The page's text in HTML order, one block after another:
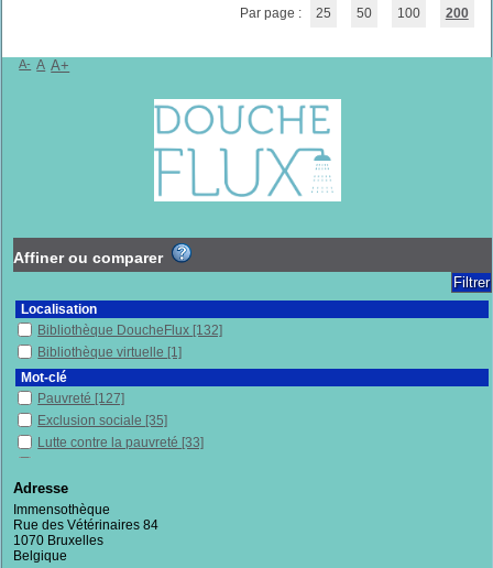
Par page : 25 50 100 200
A- A A+
Affiner ou comparer
Localisation
Bibliothèque DoucheFlux [132]
Bibliothèque virtuelle [1]
Mot-clé
Pauvreté [127]
Exclusion sociale [35]
Lutte contre la pauvreté [33]
Sans-chez-soi
Inégalités sociales
France[24]
Immenses
Adresse
Immensothèque
Rue des Vétérinaires 84
1070 Bruxelles
Belgique